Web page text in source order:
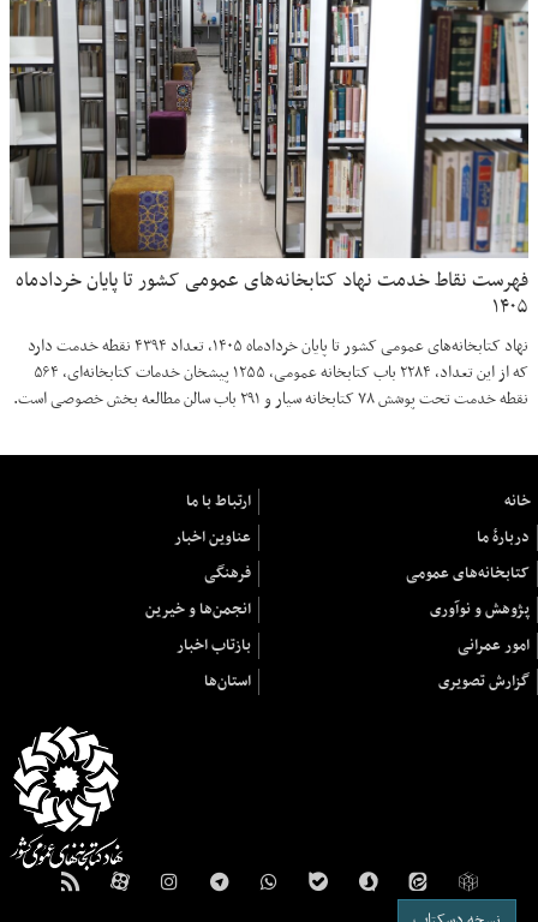
فهرست نقاط خدمت نهاد کتابخانه‌های عمومی کشور تا پایان خردادماه
۱۴۰۵
نهاد کتابخانه‌های عمومی کشور تا پایان خردادماه ۱۴۰۵، تعداد ۴۳۹۴ نقطه خدمت دارد
که از این تعداد، ۲۲۸۴ باب کتابخانه عمومی، ۱۲۵۵ پیشخان خدمات کتابخانه‌ای، ۵۶۴
نقطه خدمت تحت پوشش ۷۸ کتابخانه سیار و ۲۹۱ باب سالن مطالعه بخش خصوصی است.
خانه
ارتباط با ما
دربارهٔ ما
عناوین اخبار
کتابخانه‌های عمومی
فرهنگی
پژوهش و نوآوری
انجمن‌ها و خیرین
امور عمرانی
بازتاب اخبار
گزارش تصویری
استان‌ها